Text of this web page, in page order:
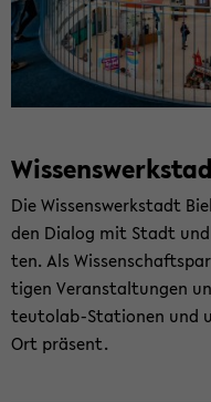
Die Wis­sens­werk­stadt
den Dia­log mit Stadt
ten. Als
ti­gen Ver­an­stal­tun­gen
teutolab-​Stationen und
Ort prä­sent.